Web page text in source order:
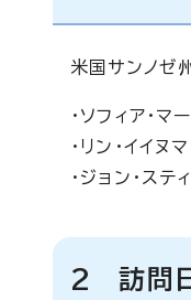
米国サンノゼ
・ソフィア
・リン・イ
・ジョン・
2 訪問日